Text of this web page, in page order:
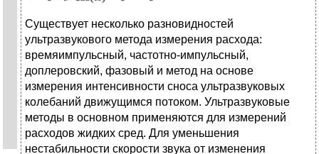
Существует несколько разновидностей
ультразвукового метода измерения расхода:
времяимпульсный, частотно-импульсный,
доплеровский, фазовый и метод на основе
измерения интенсивности сноса ультразвуковых
колебаний движущимся потоком. Ультразвуковые
методы в основном применяются для измерений
расходов жидких сред. Для уменьшения
нестабильности скорости звука от изменения